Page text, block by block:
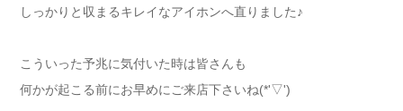
しっかりと収まるキレイなアイホンへ直りました♪
こういった予兆に気付いた時は皆さんも
何かが起こる前にお早めにご来店下さいね(*'▽')